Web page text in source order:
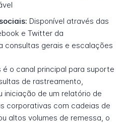
Disponível através das
e Twitter da
consultas gerais e escalações
é o canal principal para suporte
de rastreamento,
iniciação de um relatório de
corporativas com cadeias de
altos volumes de remessa, o